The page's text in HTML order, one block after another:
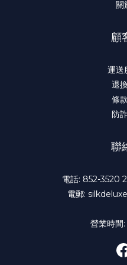
關
顧
運送
退
條
防
聯
電話: 852-3520
電郵:
營業時間